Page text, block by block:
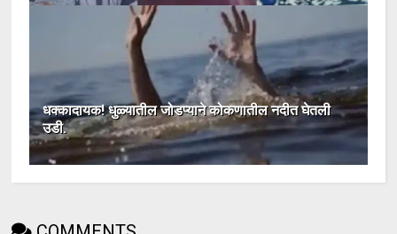
धक्कादायक! धुळ्यातील जोडप्याने कोकणातील नदीत घेतली
उडी.